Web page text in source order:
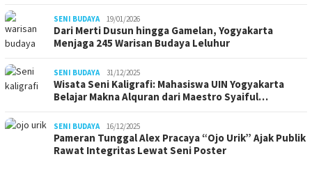
SENI BUDAYA 19/01/2026
Dari Merti Dusun hingga Gamelan, Yogyakarta
Menjaga 245 Warisan Budaya Leluhur
SENI BUDAYA 31/12/2025
Wisata Seni Kaligrafi: Mahasiswa UIN Yogyakarta
Belajar Makna Alquran dari Maestro Syaiful…
SENI BUDAYA 16/12/2025
Pameran Tunggal Alex Pracaya “Ojo Urik” Ajak Publik
Rawat Integritas Lewat Seni Poster